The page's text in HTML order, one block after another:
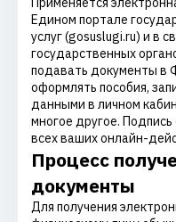
Едином портале
услуг (gosuslugi.ru) и в
государственных
подавать документы в
оформлять пособия,
данными в личном
многое другое.
всех ваших онлайн-
Процесс
документы
Для получения